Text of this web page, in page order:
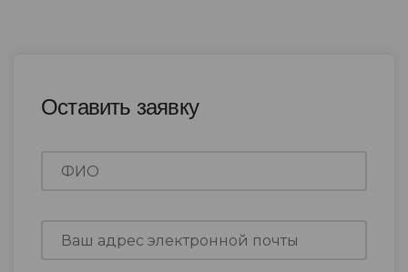
Оставить заявку